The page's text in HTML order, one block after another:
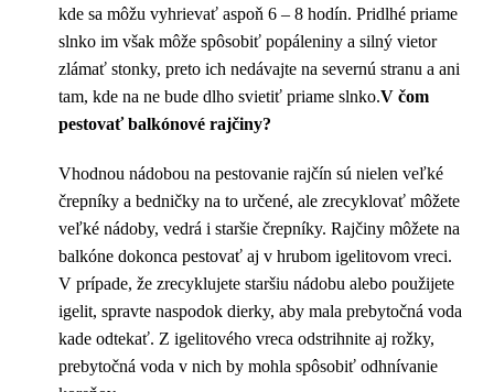
kde sa môžu vyhrievať aspoň 6 – 8 hodín. Pridlhé priame
slnko im však môže spôsobiť popáleniny a silný vietor
zlámať stonky, preto ich nedávajte na severnú stranu a ani
tam, kde na ne bude dlho svietiť priame slnko.V čom
pestovať balkónové rajčiny?
Vhodnou nádobou na pestovanie rajčín sú nielen veľké
črepníky a bedničky na to určené, ale zrecyklovať môžete
veľké nádoby, vedrá i staršie črepníky. Rajčiny môžete na
balkóne dokonca pestovať aj v hrubom igelitovom vreci.
V prípade, že zrecyklujete staršiu nádobu alebo použijete
igelit, spravte naspodok dierky, aby mala prebytočná voda
kade odtekať. Z igelitového vreca odstrihnite aj rožky,
prebytočná voda v nich by mohla spôsobiť odhnívanie